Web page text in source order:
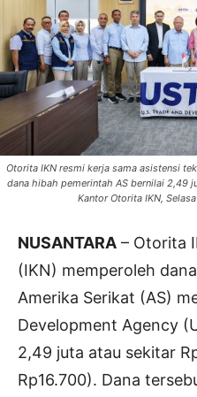
Otorita IKN resmi kerja sama asistensi
dana hibah pemerintah AS bernilai 2,49
Kantor Otorita IKN,
NUSANTARA – Otorita
(IKN) memperoleh
Amerika Serikat (AS)
Development Agency
2,49 juta atau sekitar
Rp16.700). Dana